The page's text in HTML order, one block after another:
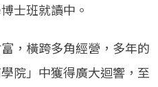
士班就讀中。
，橫跨多角經營，多年的
院」中獲得廣大迴響，至